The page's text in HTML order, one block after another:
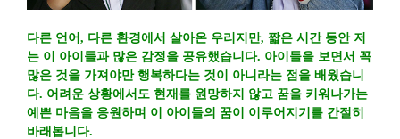
다른 언어, 다른 환경에서 살아온 우리지만, 짧은 시간 동안 저
는 이 아이들과 많은 감정을 공유했습니다. 아이들을 보면서 꼭
많은 것을 가져야만 행복하다는 것이 아니라는 점을 배웠습니
다. 어려운 상황에서도 현재를 원망하지 않고 꿈을 키워나가는
예쁜 마음을 응원하며 이 아이들의 꿈이 이루어지기를 간절히
바래봅니다.